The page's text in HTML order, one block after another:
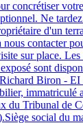
concrétiser
Ne
d'un
nous contacter
sur place.
sont
Biron -
immatriculé
du Tribunal de
social du